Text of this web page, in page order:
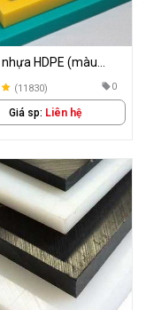
HDPE (màu
trắng)
(11830) 0
Giá sp: Liên hệ